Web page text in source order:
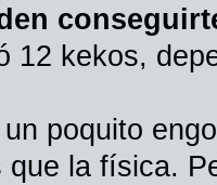
12 kekos,
poquito
que la física.